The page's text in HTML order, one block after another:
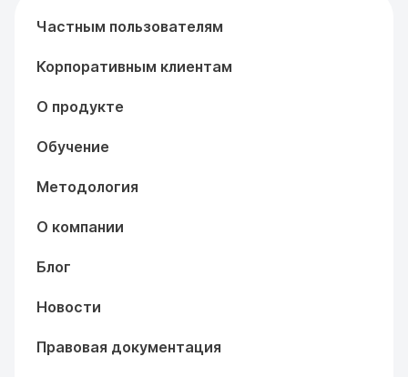
Частным пользователям
Корпоративным клиентам
О продукте
Обучение
Методология
О компании
Блог
Новости
Правовая документация